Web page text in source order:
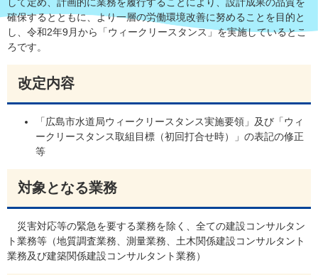
確保するとともに、より一層の労働環境改善に努めることを目的と
し、令和2年9月から「ウィークリースタンス」を実施しているとこ
ろです。
改定内容
「広島市水道局ウィークリースタンス実施要領」及び「ウィ
ークリースタンス取組目標（初回打合せ時）」の表記の修正
等
対象となる業務
災害対応等の緊急を要する業務を除く、全ての建設コンサルタン
ト業務等（地質調査業務、測量業務、土木関係建設コンサルタント
業務及び建築関係建設コンサルタント業務）